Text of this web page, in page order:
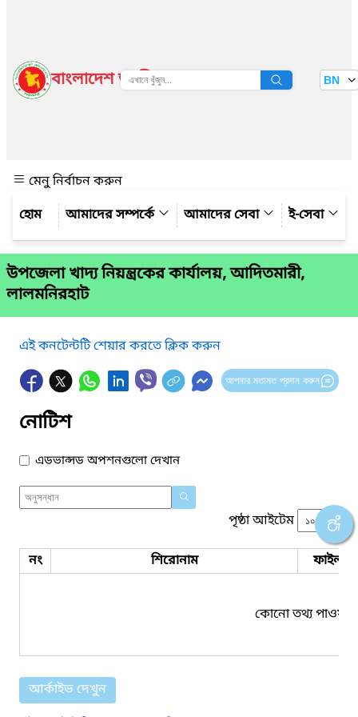
বাংলাদেশ জাতীয় তথ্য বাতায়ন BN
মেনু নির্বাচন করুন
আমাদের সম্পর্কে
আমাদের সেবা ই-সেবা
উপজেলা খাদ্য নিয়ন্ত্রকের কার্যালয়, আদিতমারী,
লালমনিরহাট
এই কনটেন্টটি শেয়ার করতে ক্লিক করুন
আপনার মতামত প্রদান করুন
নোটিশ
এডভান্সড অপশনগুলো দেখান
পৃষ্ঠা আইটেম
নং শিরোনাম ফাইল
কোনো তথ্য পাওয়া
আর্কাইভ দেখুন